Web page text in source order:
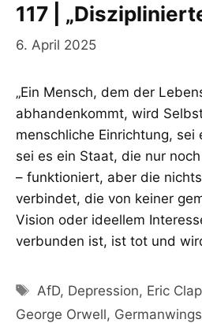
117 |
6. April 2025
„Ein Mensch, dem der
abhandenkommt, wird
menschliche Einrichtung, sei
sei es ein Staat, die nur
– funktioniert, aber die
verbindet, die von keiner
Vision oder ideellem
verbunden ist, ist tot und
Schlagwörter
AfD, Depression, Eric
George Orwell, Germanwings